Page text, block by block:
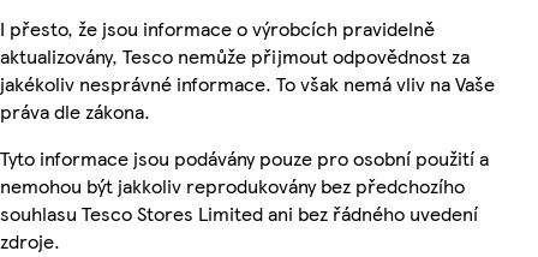
I přesto, že jsou informace o výrobcích pravidelně
aktualizovány, Tesco nemůže přijmout odpovědnost za
jakékoliv nesprávné informace. To však nemá vliv na Vaše
práva dle zákona.
Tyto informace jsou podávány pouze pro osobní použití a
nemohou být jakkoliv reprodukovány bez předchozího
souhlasu Tesco Stores Limited ani bez řádného uvedení
zdroje.